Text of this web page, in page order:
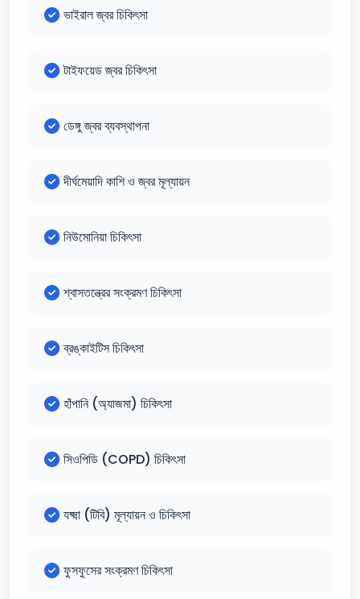
ভাইরাল জ্বর চিকিৎসা
টাইফয়েড জ্বর চিকিৎসা
ডেঙ্গু জ্বর ব্যবস্থাপনা
দীর্ঘমেয়াদি কাশি ও জ্বর মূল্যায়ন
নিউমোনিয়া চিকিৎসা
শ্বাসতন্ত্রের সংক্রমণ চিকিৎসা
ব্রঙ্কাইটিস চিকিৎসা
হাঁপানি (অ্যাজমা) চিকিৎসা
সিওপিডি (COPD) চিকিৎসা
যক্ষ্মা (টিবি) মূল্যায়ন ও চিকিৎসা
ফুসফুসের সংক্রমণ চিকিৎসা